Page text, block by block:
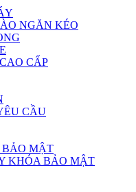
NGĂN KÉO
CẤP
CẦU
BẢO MẬT
KHÓA BẢO MẬT